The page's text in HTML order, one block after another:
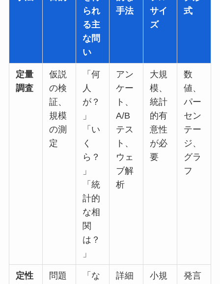
られ
る主
な問
い
手法
サイ
ズ
式
定量
調査
仮説
の検
証、
規模
の測
定
「何
人
が？
」
「い
く
ら？
」
「統
計的
な相
関
は？
」
アン
ケー
ト、
A/B
テス
ト、
ウェ
ブ解
析
大規
模、
統計
的有
意性
が必
要
数
値、
パー
セン
テー
ジ、
グラ
フ
定性
問題
「な
詳細
小規
発言